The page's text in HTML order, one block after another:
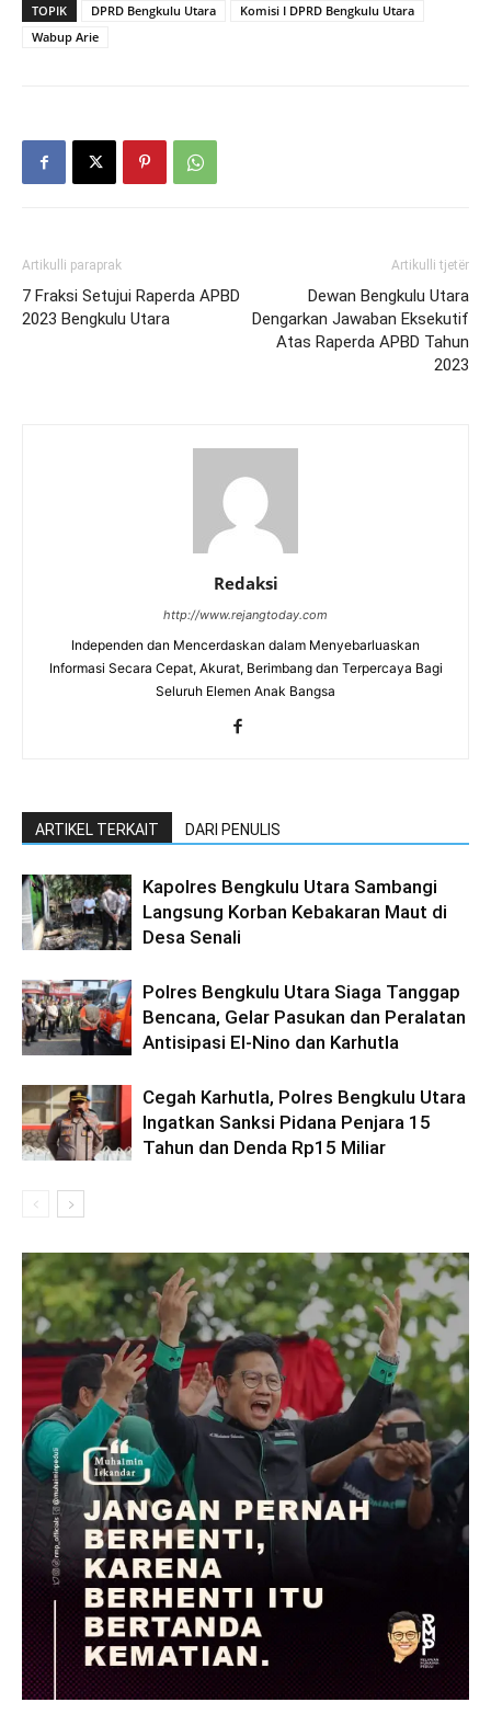
TOPIK DPRD Bengkulu Utara
Komisi I DPRD Bengkulu Utara
Wabup Arie
Artikulli paraprak
7 Fraksi Setujui Raperda APBD
2023 Bengkulu Utara
Artikulli tjetër
Dewan Bengkulu Utara
Dengarkan Jawaban Eksekutif
Atas Raperda APBD Tahun
2023
Redaksi
http://www.rejangtoday.com
Independen dan Mencerdaskan dalam Menyebarluaskan
Informasi Secara Cepat, Akurat, Berimbang dan Terpercaya Bagi
Seluruh Elemen Anak Bangsa
ARTIKEL TERKAIT DARI PENULIS
Kapolres Bengkulu Utara Sambangi
Langsung Korban Kebakaran Maut di
Desa Senali
Polres Bengkulu Utara Siaga Tanggap
Bencana, Gelar Pasukan dan Peralatan
Antisipasi El-Nino dan Karhutla
Cegah Karhutla, Polres Bengkulu Utara
Ingatkan Sanksi Pidana Penjara 15
Tahun dan Denda Rp15 Miliar